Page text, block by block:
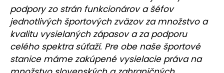
podpory zo strán funkcionárov a šéfov
jednotlivých športových zväzov za množstvo a
kvalitu vysielaných zápasov a za podporu
celého spektra súťaží. Pre obe naše športové
stanice máme zakúpené vysielacie práva na